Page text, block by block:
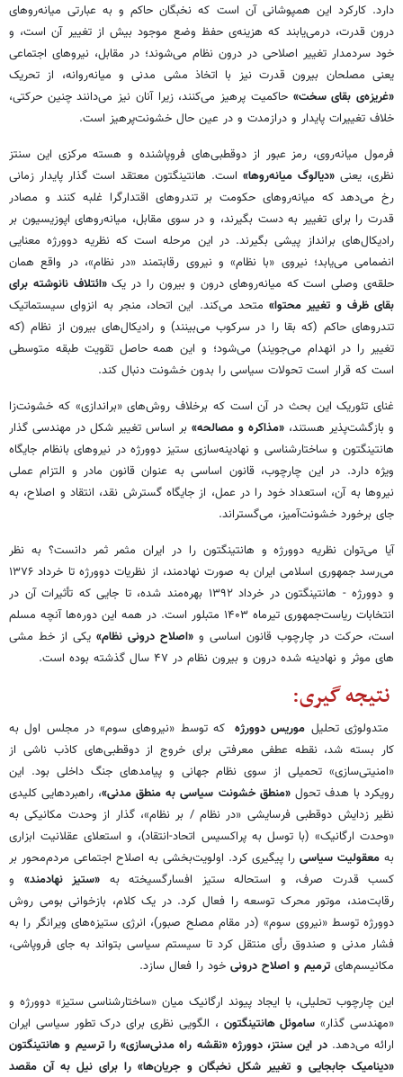
دارد. کارکرد این همپوشانی آن است که نخبگان حاکم و به عبارتی میانه‌روهای
درون قدرت، درمی‌یابند که هزینه‌ی حفظ وضع موجود بیش از تغییر آن است، و
خود سردمدار تغییر اصلاحی در درون نظام می‌شوند؛ در مقابل، نیروهای اجتماعی
یعنی مصلحان بیرون قدرت نیز با اتخاذ مشی مدنی و میانه‌روانه، از تحریک
«غریزه‌ی بقای سخت» حاکمیت پرهیز می‌کنند، زیرا آنان نیز می‌دانند چنین حرکتی،
خلاف تغییرات پایدار و درازمدت و در عین حال خشونت‌پرهیز است.
فرمول میانه‌روی، رمز عبور از دوقطبی‌های فروپاشنده و هسته مرکزی این سنتز
نظری، یعنی «دیالوگ میانه‌روها» است. هانتینگتون معتقد است گذار پایدار زمانی
رخ می‌دهد که میانه‌روهای حکومت بر تندروهای اقتدارگرا غلبه کنند و مصادر
قدرت را برای تغییر به دست بگیرند، و در سوی مقابل، میانه‌روهای اپوزیسیون بر
رادیکال‌های برانداز پیشی بگیرند. در این مرحله است که نظریه دوورژه معنایی
انضمامی می‌یابد؛ نیروی «با نظام» و نیروی رقابتمند «در نظام»، در واقع همان
حلقه‌ی وصلی است که میانه‌روهای درون و بیرون را در یک«ائتلاف نانوشته برای
بقای ظرف و تغییر محتوا» متحد می‌کند. این اتحاد، منجر به انزوای سیستماتیک
تندروهای حاکم (که بقا را در سرکوب می‌بینند) و رادیکال‌های بیرون از نظام (که
تغییر را در انهدام می‌جویند) می‌شود؛ و این همه حاصل تقویت طبقه متوسطی
است که قرار است تحولات سیاسی را بدون خشونت دنبال کند.
غنای تئوریک این بحث در آن است که برخلاف روش‌های «براندازی» که خشونت‌زا
و بازگشت‌پذیر هستند، «مذاکره و مصالحه» بر اساس تغییر شکل در مهندسی گذار
هانتینگتون و ساختارشناسی و نهادینه‌سازی ستیز دوورژه در نیروهای بانظام جایگاه
ویژه دارد. در این چارچوب، قانون اساسی به عنوان قانون مادر و التزام عملی
نیروها به آن، استعداد خود را در عمل، از جایگاه گسترش نقد، انتقاد و اصلاح، به
جای برخورد خشونت‌آمیز، می‌گستراند.
آیا می‌توان نظریه دوورژه و هانتینگتون را در ایران مثمر ثمر دانست؟ به نظر
می‌رسد جمهوری اسلامی ایران به صورت نهادمند، از نظریات دوورژه تا خرداد ۱۳۷۶
و دوورژه - هانتینگتون در خرداد ۱۳۹۲ بهره‌مند شده، تا جایی که تأثیرات آن در
انتخابات ریاست‌جمهوری تیرماه ۱۴۰۳ متبلور است. در همه این دوره‌ها آنچه مسلم
است، حرکت در چارچوب قانون اساسی و «اصلاح درونی نظام» یکی از خط مشی
های موثر و نهادینه شده درون و بیرون نظام در ۴۷ سال گذشته بوده است.
نتیجه گیری:
متدولوژی تحلیل موریس دوورژه که توسط «نیروهای سوم» در مجلس اول به
کار بسته شد، نقطه عطفی معرفتی برای خروج از دوقطبی‌های کاذب ناشی از
«امنیتی‌سازی» تحمیلی از سوی نظام جهانی و پیامدهای جنگ داخلی بود. این
رویکرد با هدف تحول«منطق خشونت سیاسی به منطق مدنی»، راهبردهایی کلیدی
نظیر زدایش دوقطبی فرسایشی «در نظام / بر نظام»، گذار از وحدت مکانیکی به
«وحدت ارگانیک» (با توسل به پراکسیس اتحاد-انتقاد)، و استعلای عقلانیت ابزاری
به معقولیت سیاسی را پیگیری کرد. اولویت‌بخشی به اصلاح اجتماعی مردم‌محور بر
کسب قدرت صرف، و استحاله ستیز افسارگسیخته به «ستیز نهادمند» و
رقابت‌مند، موتور محرک توسعه را فعال کرد. در یک کلام، بازخوانی بومی روش
دوورژه توسط «نیروی سوم» (در مقام مصلح صبور)، انرژی ستیزه‌های ویرانگر را به
فشار مدنی و صندوق رأی منتقل کرد تا سیستم سیاسی بتواند به جای فروپاشی،
مکانیسم‌های ترمیم و اصلاح درونی خود را فعال سازد.
این چارچوب تحلیلی، با ایجاد پیوند ارگانیک میان «ساختارشناسی ستیز» دوورژه و
«مهندسی گذار» ساموئل هانتینگتون ، الگویی نظری برای درک تطور سیاسی ایران
ارائه می‌دهد.در این سنتز، دوورژه «نقشه راه مدنی‌سازی» را ترسیم و هانتینگتون
«دینامیک جابجایی و تغییر شکل نخبگان و جریان‌ها» را برای نیل به آن مقصد